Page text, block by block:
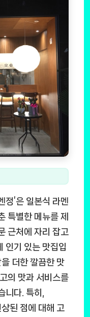
정’은 일본식 라멘
특별한 메뉴를 제
근처에 자리 잡고
인기 있는 맛집입
을 더한 깔끔한 맛
의 맛과 서비스를
다. 특히,
된 점에 대해 고